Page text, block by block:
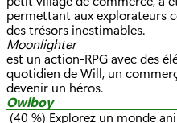
permettant aux explorateurs
des trésors inestimables.
Moonlighter
est un action-RPG avec des
quotidien de Will, un
devenir un héros.
Owlboy
(40 %) Explorez un monde